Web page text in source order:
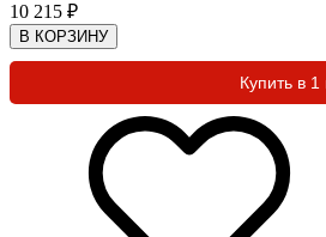
10 215 ₽
В КОРЗИНУ
Купить в 1